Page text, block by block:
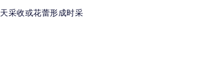
采收或花蕾形成时采